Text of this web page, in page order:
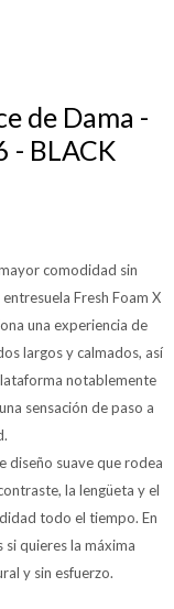
de Dama -
- BLACK
comodidad sin
Fresh Foam X
una experiencia de
largos y calmados, así
notablemente
sensación de paso a
diseño suave que rodea
la lengüeta y el
todo el tiempo. En
si quieres la máxima
y sin esfuerzo.